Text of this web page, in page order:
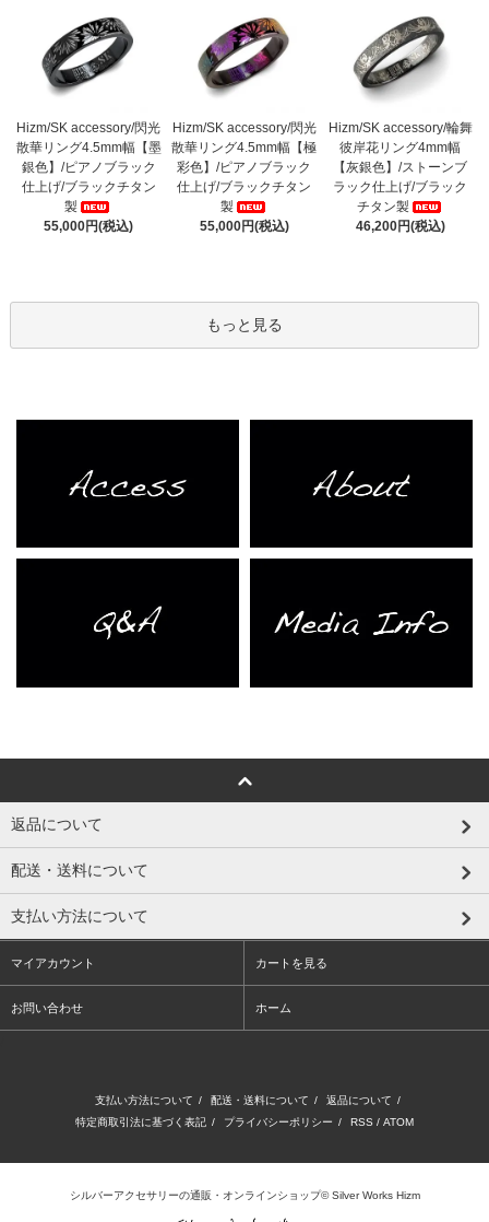
Hizm/SK accessory/閃光
散華リング4.5mm幅【墨
銀色】/ピアノブラック
仕上げ/ブラックチタン
製
55,000円(税込)
Hizm/SK accessory/閃光
散華リング4.5mm幅【極
彩色】/ピアノブラック
仕上げ/ブラックチタン
製
55,000円(税込)
Hizm/SK accessory/輪舞
彼岸花リング4mm幅
【灰銀色】/ストーンブ
ラック仕上げ/ブラック
チタン製
46,200円(税込)
もっと見る
返品について
配送・送料について
支払い方法について
マイアカウント カートを見る
お問い合わせ ホーム
支払い方法について / 配送・送料について / 返品について /
特定商取引法に基づく表記 / プライバシーポリシー / RSS / ATOM
シルバーアクセサリーの通販・オンラインショップ© Silver Works Hizm